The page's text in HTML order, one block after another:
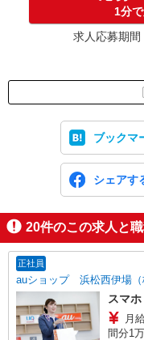
1分
求人応募期
ブックマ
シェアす
20件のこの求人と
正社員
auショップ 浜松西伊場（
スマ
月
間分1